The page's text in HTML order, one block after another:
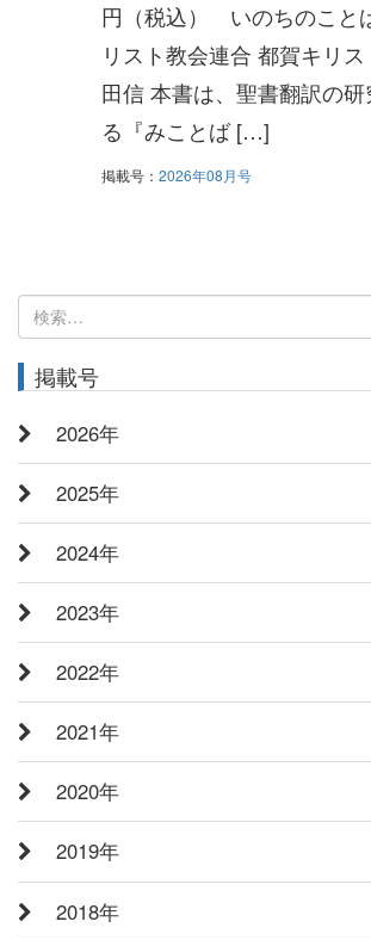
円（税込） いのちのこと
リスト教会連合 都賀キリ
田信 本書は、聖書翻訳の
る『みことば […]
掲載号： 2026年08月号
検
索:
掲載号
2026年
2025年
2024年
2023年
2022年
2021年
2020年
2019年
2018年